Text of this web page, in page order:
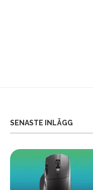
SENASTE INLÄGG